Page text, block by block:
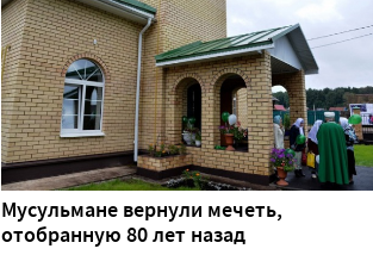
Мусульмане вернули мечеть,
отобранную 80 лет назад